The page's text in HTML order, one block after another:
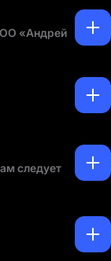
«Андрей
следует